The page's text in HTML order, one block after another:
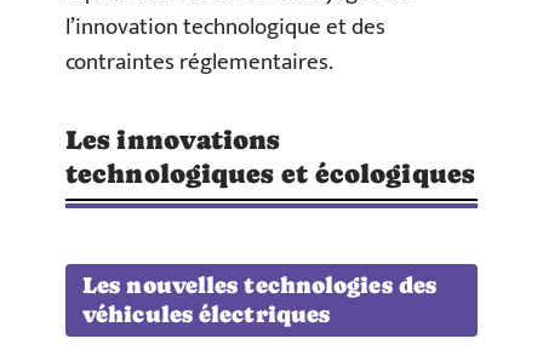
l’innovation technologique et des
contraintes réglementaires.
Les innovations
technologiques et écologiques
Les nouvelles technologies des
véhicules électriques